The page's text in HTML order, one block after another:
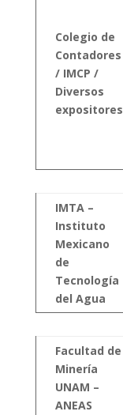
Colegio de
Contadores
/ IMCP /
Diversos
expositores
IMTA –
Instituto
Mexicano
de
Tecnología
del Agua
Facultad de
Minería
UNAM –
ANEAS